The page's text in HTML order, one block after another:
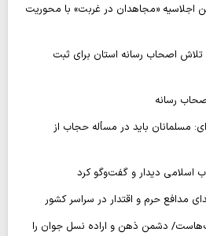
اجلاسیه «مجاهدان در غربت» با محوریت
تلاش اصحاب رسانه استان برای ثبت
رسانه
مسلمانان باید در مسأله حجاب از
اسلامی دیدار و گفت‌وگو کرد
مدافع حرم و اقتدار در سراسر کشور
دشمن ذهن و اراده نسل جوان را